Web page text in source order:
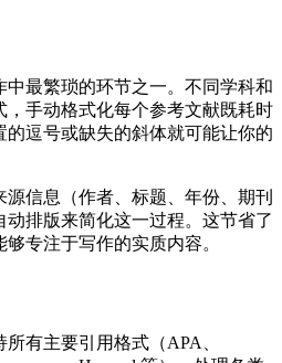
最繁琐的环节之一。不同学科和
手动格式化每个参考文献既耗时
的逗号或缺失的斜体就可能让你的
信息（作者、标题、年份、期刊
排版来简化这一过程。这节省了
专注于写作的实质内容。
有主要引用格式（APA、